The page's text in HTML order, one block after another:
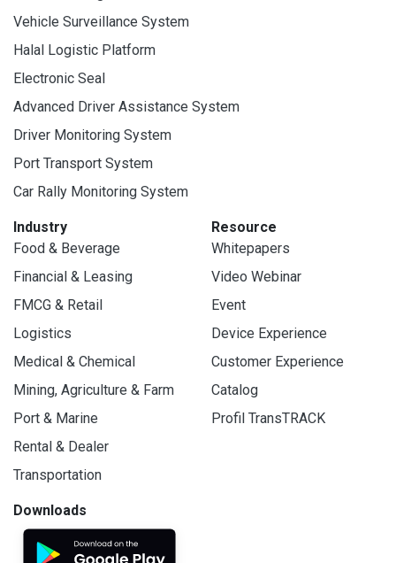
Vehicle Surveillance System
Halal Logistic Platform
Electronic Seal
Advanced Driver Assistance System
Driver Monitoring System
Port Transport System
Car Rally Monitoring System
Industry
Food & Beverage
Financial & Leasing
FMCG & Retail
Logistics
Medical & Chemical
Mining, Agriculture & Farm
Port & Marine
Rental & Dealer
Transportation
Resource
Whitepapers
Video Webinar
Event
Device Experience
Customer Experience
Catalog
Profil TransTRACK
Downloads